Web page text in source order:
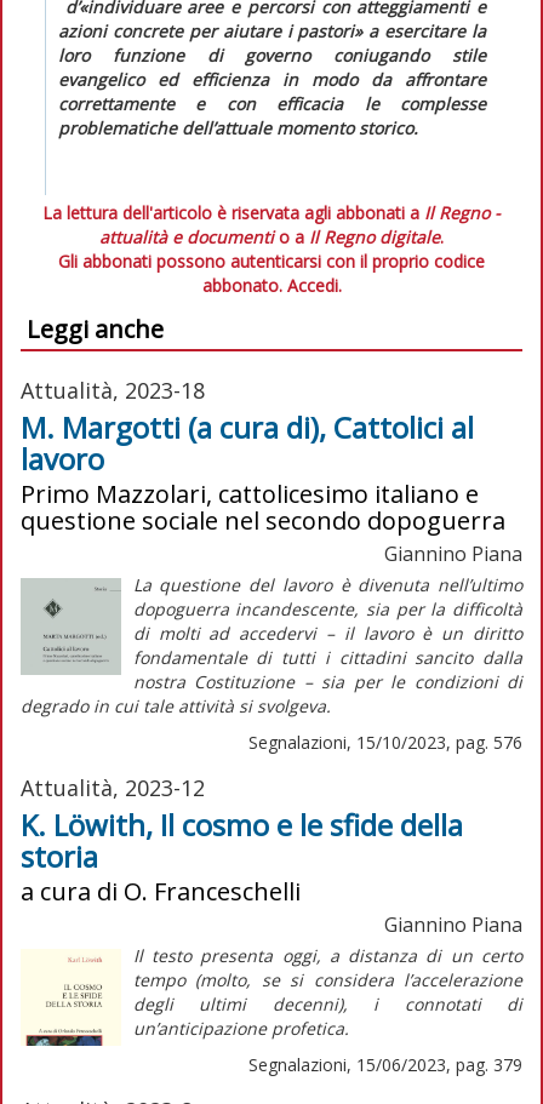
d’«individuare aree e percorsi con atteggiamenti e
azioni concrete per aiutare i pastori» a esercitare la
loro funzione di governo coniugando stile
evangelico ed efficienza in modo da affrontare
correttamente e con efficacia le complesse
problematiche dell’attuale momento storico.
La lettura dell'articolo è riservata agli abbonati a Il Regno -
attualità e documentio a Il Regno digitale.
Gli abbonati possono autenticarsi con il proprio codice
abbonato. Accedi.
Leggi anche
Attualità, 2023-18
M. Margotti (a cura di), Cattolici al
lavoro
Primo Mazzolari, cattolicesimo italiano e
questione sociale nel secondo dopoguerra
Giannino Piana
La questione del lavoro è divenuta nell’ultimo
dopoguerra incandescente, sia per la difficoltà
di molti ad accedervi – il lavoro è un diritto
fondamentale di tutti i cittadini sancito dalla
nostra Costituzione – sia per le condizioni di
degrado in cui tale attività si svolgeva.
Segnalazioni, 15/10/2023, pag. 576
Attualità, 2023-12
K. Löwith, Il cosmo e le sfide della
storia
a cura di O. Franceschelli
Giannino Piana
Il testo presenta oggi, a distanza di un certo
tempo (molto, se si considera l’accelerazione
degli ultimi decenni), i connotati di
un’anticipazione profetica.
Segnalazioni, 15/06/2023, pag. 379